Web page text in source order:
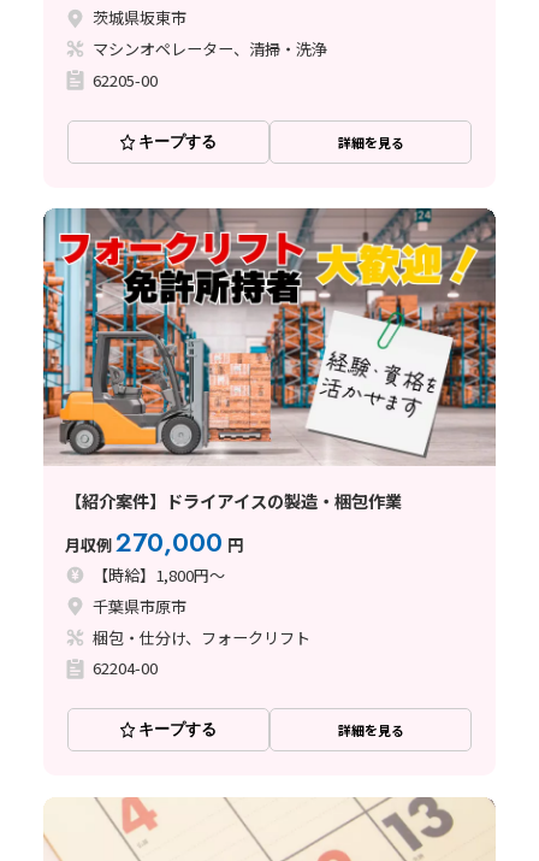
茨城県坂東市
マシンオペレーター、清掃・洗浄
62205-00
キープする 詳細を見る
【紹介案件】ドライアイスの製造・梱包作業
月収例270,000 円
【時給】1,800円～
千葉県市原市
梱包・仕分け、フォークリフト
62204-00
キープする 詳細を見る